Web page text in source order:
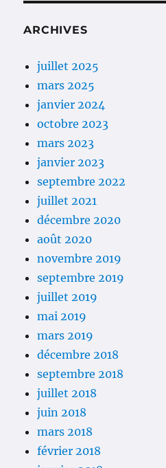
ARCHIVES
juillet 2025
mars 2025
janvier 2024
octobre 2023
mars 2023
janvier 2023
septembre 2022
juillet 2021
décembre 2020
août 2020
novembre 2019
septembre 2019
juillet 2019
mai 2019
mars 2019
décembre 2018
septembre 2018
juillet 2018
juin 2018
mars 2018
février 2018